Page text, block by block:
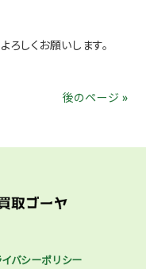
しくお願いします。
後のページ »
イバシーポリシー